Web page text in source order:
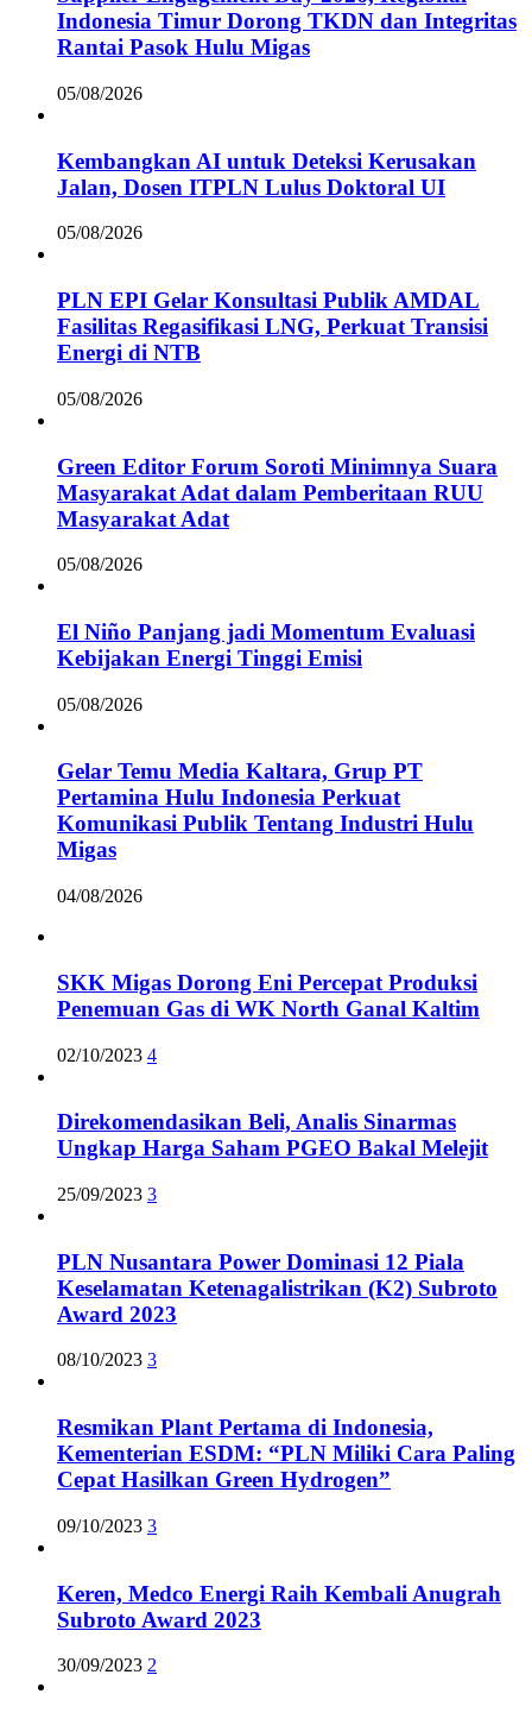
Indonesia Timur Dorong TKDN dan Integritas
Rantai Pasok Hulu Migas
05/08/2026
Kembangkan AI untuk Deteksi Kerusakan
Jalan, Dosen ITPLN Lulus Doktoral UI
05/08/2026
PLN EPI Gelar Konsultasi Publik AMDAL
Fasilitas Regasifikasi LNG, Perkuat Transisi
Energi di NTB
05/08/2026
Green Editor Forum Soroti Minimnya Suara
Masyarakat Adat dalam Pemberitaan RUU
Masyarakat Adat
05/08/2026
El Niño Panjang jadi Momentum Evaluasi
Kebijakan Energi Tinggi Emisi
05/08/2026
Gelar Temu Media Kaltara, Grup PT
Pertamina Hulu Indonesia Perkuat
Komunikasi Publik Tentang Industri Hulu
Migas
04/08/2026
SKK Migas Dorong Eni Percepat Produksi
Penemuan Gas di WK North Ganal Kaltim
02/10/2023 4
Direkomendasikan Beli, Analis Sinarmas
Ungkap Harga Saham PGEO Bakal Melejit
25/09/2023 3
PLN Nusantara Power Dominasi 12 Piala
Keselamatan Ketenagalistrikan (K2) Subroto
Award 2023
08/10/2023 3
Resmikan Plant Pertama di Indonesia,
Kementerian ESDM: “PLN Miliki Cara Paling
Cepat Hasilkan Green Hydrogen”
09/10/2023 3
Keren, Medco Energi Raih Kembali Anugrah
Subroto Award 2023
30/09/2023 2